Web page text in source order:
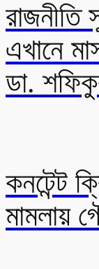
রাজনীতি
এখানে
ডা.
কনটেন্ট
মামলায়